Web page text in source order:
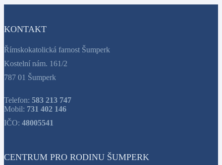
KONTAKT
Římskokatolická farnost Šumperk
Kostelní nám. 161/2
787 01 Šumperk
Telefon: 583 213 747
Mobil: 731 402 146
IČO: 48005541
CENTRUM PRO RODINU ŠUMPERK